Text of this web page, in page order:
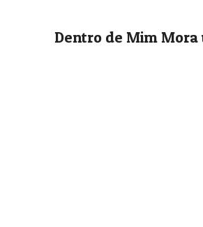
Dentro de Mim Mora